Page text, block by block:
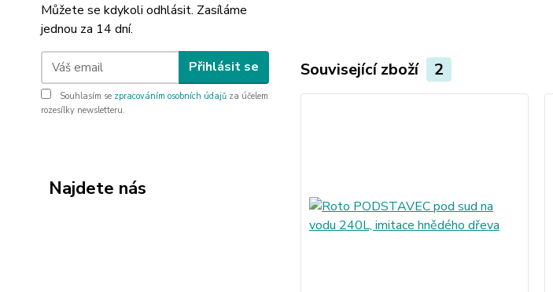
Můžete se kdykoli odhlásit. Zasíláme
jednou za 14 dní.
Přihlásit se
Souhlasím se zpracováním osobních údajů za účelem
rozesílky newsletteru.
Najdete nás
Související zboží 2